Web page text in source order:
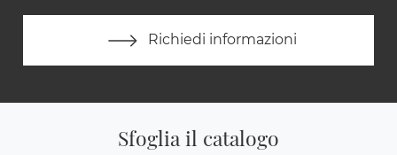
Richiedi informazioni
Sfoglia il catalogo